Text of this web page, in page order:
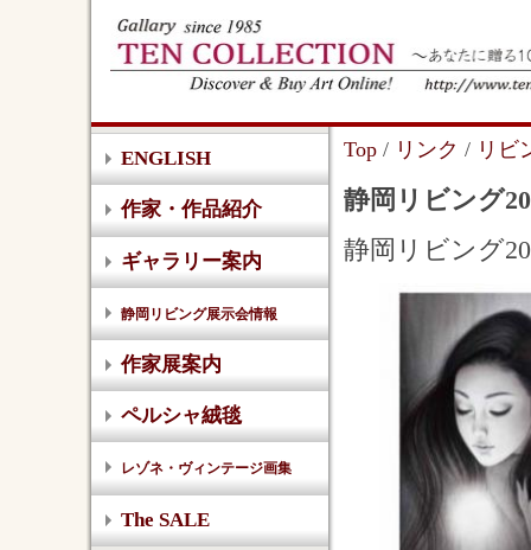
ENGLISH
作家・作品紹介
ギャラリー案内
静岡リビング展示会情報
作家展案内
ペルシャ絨毯
レゾネ・ヴィンテージ画集
The SALE
Top/ リンク / リビ
静岡リビング
静岡リビング